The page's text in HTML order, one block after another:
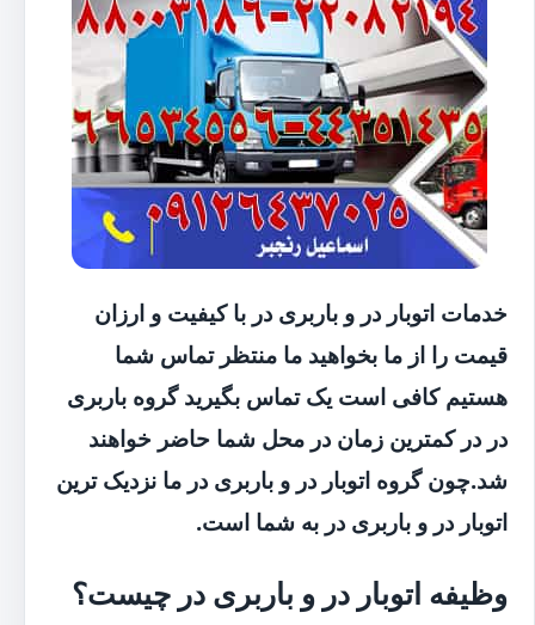
خدمات اتوبار در و باربری در با کیفیت و ارزان
قیمت را از ما بخواهید ما منتظر تماس شما
هستیم کافی است یک تماس بگیرید گروه باربری
در در کمترین زمان در محل شما حاضر خواهند
شد.چون گروه اتوبار در و باربری در ما نزدیک ترین
اتوبار در و باربری در به شما است.
وظیفه اتوبار در و باربری در چیست؟